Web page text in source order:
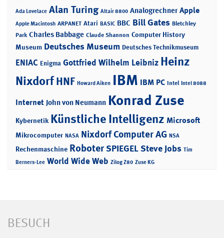
Ada Lovelace Alan Turing Altair 8800 Analogrechner Apple
Apple Macintosh ARPANET Atari BASIC BBC Bill Gates Bletchley
Park Charles Babbage Claude Shannon Computer History
Museum Deutsches Museum Deutsches Technikmuseum
ENIAC Enigma Gottfried Wilhelm Leibniz Heinz
NixdorfHNF Howard Aiken IBM IBM PC Intel Intel 8088
Internet John von Neumann Konrad Zuse
Kybernetik Künstliche Intelligenz Microsoft
Mikrocomputer NASA Nixdorf Computer AG NSA
Rechenmaschine RoboterSPIEGELSteve Jobs Tim
Berners-Lee World Wide Web Zilog Z80 Zuse KG
BESUCH